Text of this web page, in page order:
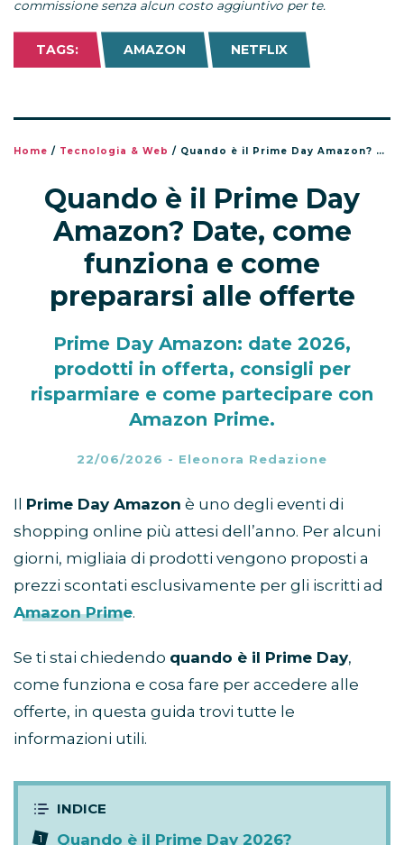
commissione senza alcun costo aggiuntivo per te.
TAGS: AMAZON NETFLIX
Home / Tecnologia & Web / Quando è il Prime Day Amazon? Date, come funziona e come prepararsi alle offerte
Quando è il Prime Day
Amazon? Date, come
funziona e come
prepararsi alle offerte
Prime Day Amazon: date 2026,
prodotti in offerta, consigli per
risparmiare e come partecipare con
Amazon Prime.
22/06/2026 - Eleonora Redazione
Il Prime Day Amazon è uno degli eventi di
shopping online più attesi dell’anno. Per alcuni
giorni, migliaia di prodotti vengono proposti a
prezzi scontati esclusivamente per gli iscritti ad
Amazon Prime.
Se ti stai chiedendo quando è il Prime Day,
come funziona e cosa fare per accedere alle
offerte, in questa guida trovi tutte le
informazioni utili.
Quando è il Prime Day 2026?